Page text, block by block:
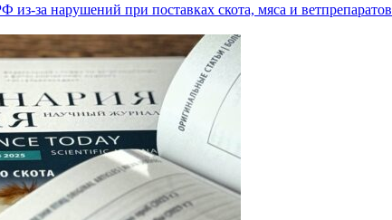
из-за нарушений при поставках скота, мяса и ветпрепаратов